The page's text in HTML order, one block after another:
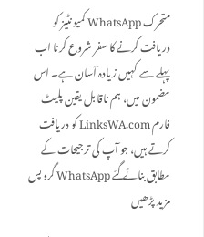
متحرک WhatsApp کمیونٹیز کو
دریافت کرنے کا سفر شروع کرنا اب
پہلے سے کہیں زیادہ آسان ہے۔ اس
مضمون میں، ہم ناقابل یقین پلیٹ
فارم LinksWA.com کو دریافت
کرتے ہیں، جو آپ کی ترجیحات کے
مطابق بنائے گئے WhatsApp گروپس
مزید پڑھیں